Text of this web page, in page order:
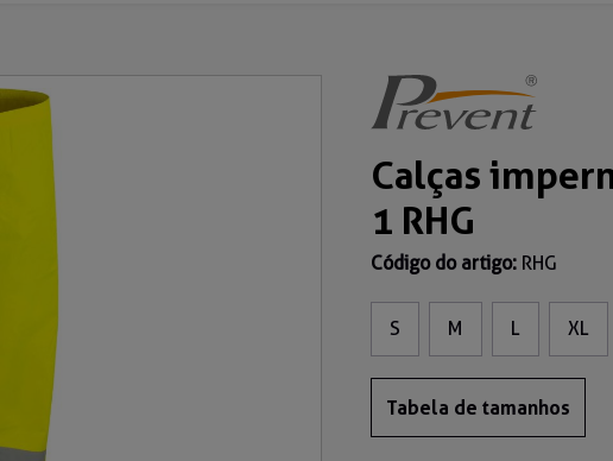
Calças
1 RHG
Código do artigo: RHG
S M L XL
Tabela de tamanhos